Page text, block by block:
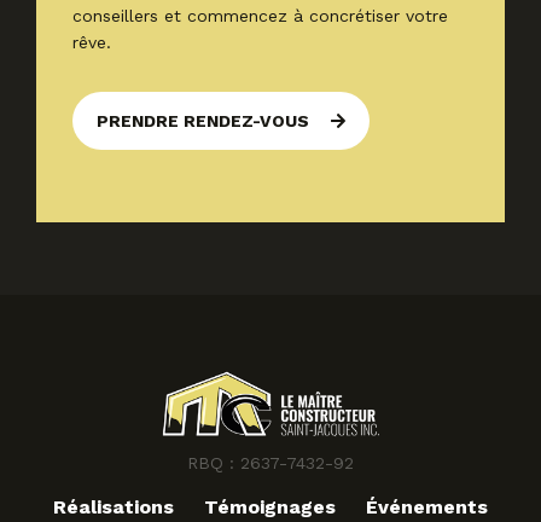
conseillers et commencez à concrétiser votre
rêve.
PRENDRE RENDEZ-VOUS
RBQ : 2637-7432-92
Réalisations Témoignages Événements